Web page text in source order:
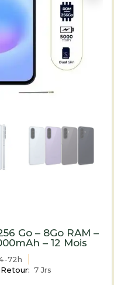
Go – 8Go RAM –
– 12 Mois
72h
Retour: 7 Jrs